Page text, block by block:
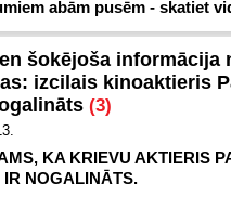
abām pusēm - skatiet
šokējoša informācija
izcilais kinoaktieris
(3)
KA KRIEVU AKTIERIS
IR NOGALINĀTS.